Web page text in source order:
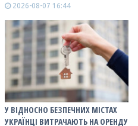
2026-08-07 16:44
У ВІДНОСНО БЕЗПЕЧНИХ МІСТАХ
УКРАЇНЦІ ВИТРАЧАЮТЬ НА ОРЕНДУ